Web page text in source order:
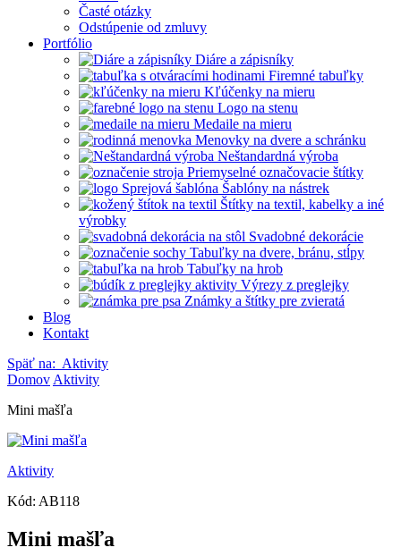
Časté otázky
Odstúpenie od zmluvy
Portfólio
Diáre a zápisníky
Firemné tabuľky
Kľúčenky na mieru
Logo na stenu
Medaile na mieru
Menovky na dvere a schránku
Neštandardná výroba
Priemyselné označovacie štítky
Šablóny na nástrek
Štítky na textil, kabelky a iné
výrobky
Svadobné dekorácie
Tabuľky na dvere, bránu, stĺpy
Tabuľky na hrob
Výrezy z preglejky
Známky a štítky pre zvieratá
Blog
Kontakt
Späť na: Aktivity
Domov Aktivity
Mini mašľa
Aktivity
Kód: AB118
Mini mašľa